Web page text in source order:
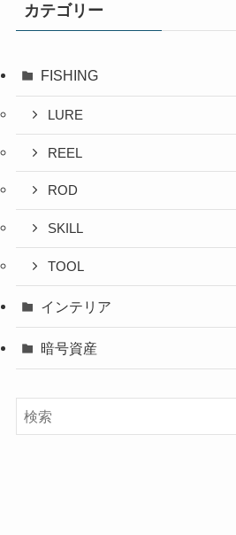
カテゴリー
FISHING
LURE
REEL
ROD
SKILL
TOOL
インテリア
暗号資産